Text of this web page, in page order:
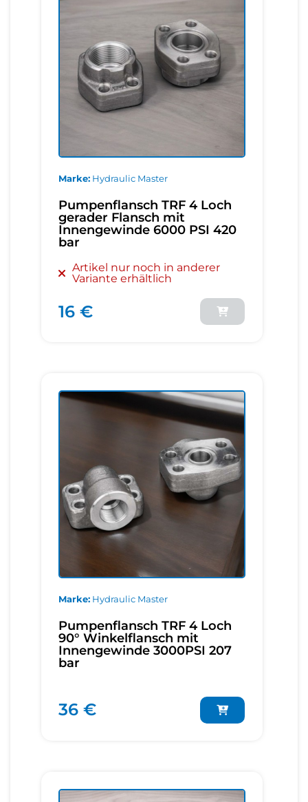
Marke Hydraulic Master
Pumpenflansch TRF 4 Loch
gerader Flansch mit
Innengewinde 6000 PSI 420
bar
Artikel nur noch in anderer
Variante erhältlich
16 €
Marke Hydraulic Master
Pumpenflansch TRF 4 Loch
90° Winkelflansch mit
Innengewinde 3000PSI 207
bar
36 €